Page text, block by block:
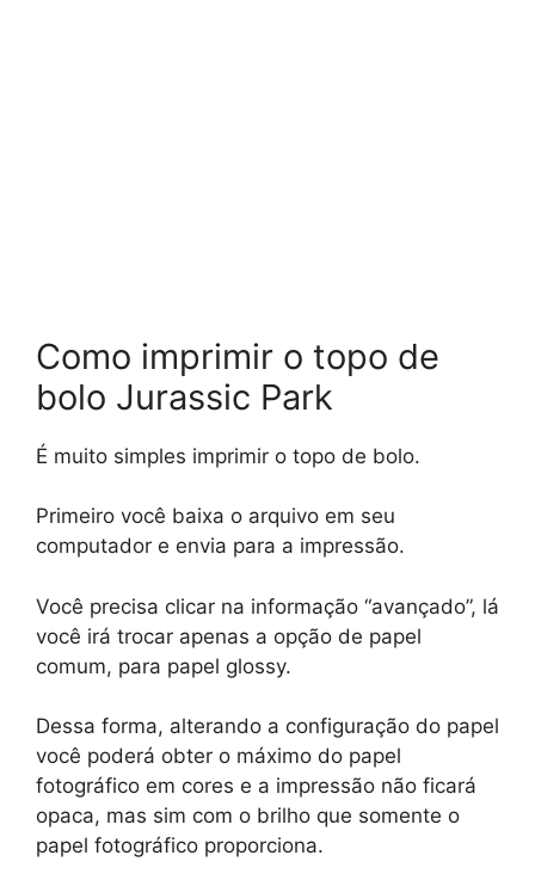
Como imprimir o topo de
bolo Jurassic Park
É muito simples imprimir o topo de bolo.
Primeiro você baixa o arquivo em seu
computador e envia para a impressão.
Você precisa clicar na informação “avançado”, lá
você irá trocar apenas a opção de papel
comum, para papel glossy.
Dessa forma, alterando a configuração do papel
você poderá obter o máximo do papel
fotográfico em cores e a impressão não ficará
opaca, mas sim com o brilho que somente o
papel fotográfico proporciona.